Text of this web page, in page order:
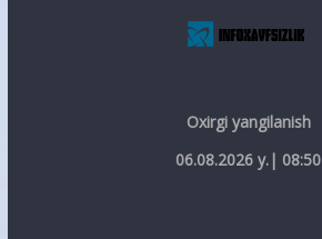
Oxirgi yangilanish
06.08.2026 y.| 08:50